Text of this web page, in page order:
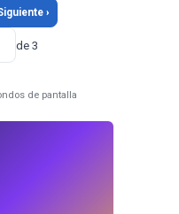
›
de 3
de pantalla